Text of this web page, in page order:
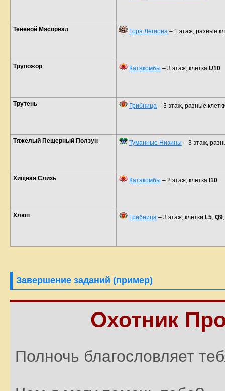
Теневой Мясорвал Гора Легиона – 1 этаж, разные
Трупожор Катакомбы – 3 этаж, клетка U10
Трутень Грибница – 3 этаж, разные
Тяжелый Пещерный Ползун Туманные Низины – 3 этаж,
Хищная Слизь Катакомбы – 2 этаж, клетка I10
Хлюп Грибница – 3 этаж, клетки L5 Q9
Завершение заданий (пример)
Охотник
Полночь благословляет